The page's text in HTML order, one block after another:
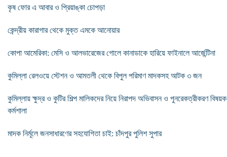
কৃষ ফোর এ আবার ও প্রিয়াঙ্কা চোপড়া
কেন্দ্রীয় কারাগার থেকে মুক্ত এমকে আনোয়ার
কোপা আমেরিকা: মেসি ও আলভারেজের গোলে কানাডাকে হারিয়ে ফাইনালে আর্জেন্টিনা
কুমিল্লা রেলওয়ে স্টেশন ও আমতলী থেকে বিপুল পরিমাণ মাদকসহ আটক ৩ জন
কুমিল্লায় ক্ষুদ্র ও কুটির শিল্প মালিকদের নিয়ে নিরাপদ অভিবাসন ও পুনরেকত্রীকরণ বিষয়ক
কর্মশালা
মাদক নির্মূলে জনসাধারণের সহযোগিতা চাই: চাঁদপুর পুলিশ সুপার